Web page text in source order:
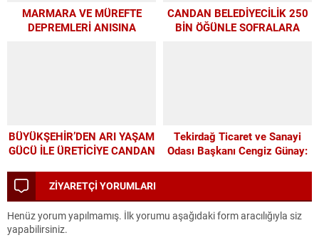
MARMARA VE MÜREFTE
DEPREMLERİ ANISINA
CANDAN BELEDİYECİLİK 250
BİN ÖĞÜNLE SOFRALARA
BÜYÜKŞEHİR’DEN ARI YAŞAM
GÜCÜ İLE ÜRETİCİYE CANDAN
Tekirdağ Ticaret ve Sanayi
Odası Başkanı Cengiz Günay:
ZİYARETÇİ YORUMLARI
Henüz yorum yapılmamış. İlk yorumu aşağıdaki form aracılığıyla siz
yapabilirsiniz.